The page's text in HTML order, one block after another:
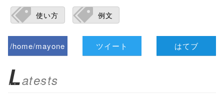
使い方 例文
/home/mayone
biz.jp/public_ht
ツイート はてブ
Latests